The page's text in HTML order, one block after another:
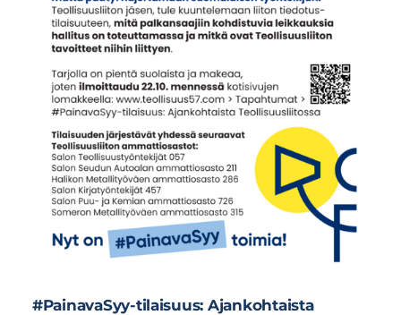
#PainavaSyy-tilaisuus: Ajankohtaista